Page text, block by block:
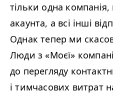
тільки одна
акаунта, а всі інші
Однак тепер ми
Люди з «Моєї»
до перегляду
і тимчасових витрат